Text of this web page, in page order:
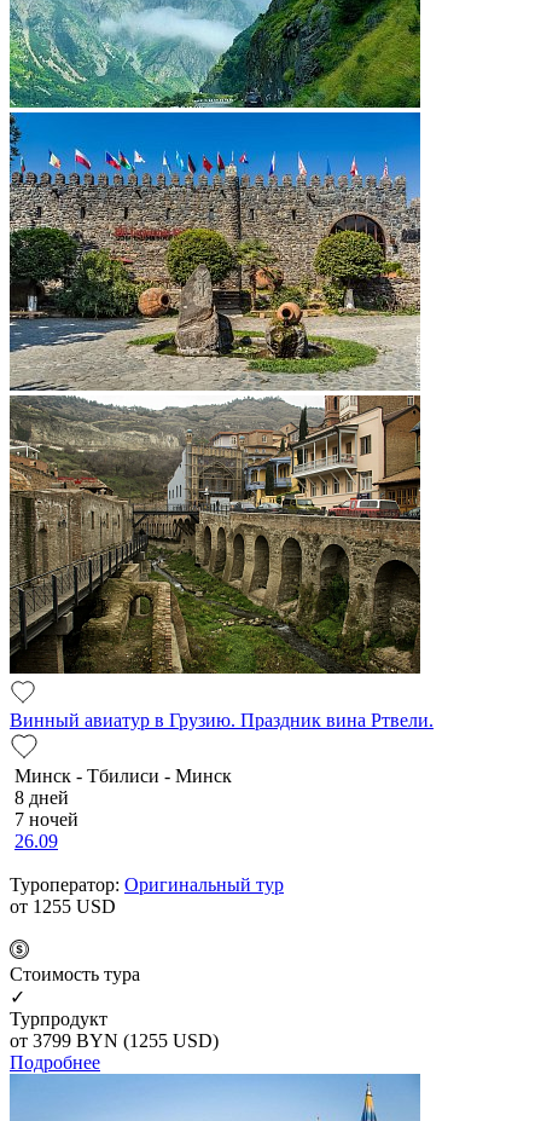
Винный авиатур в Грузию. Праздник вина Ртвели.
Минск - Тбилиси - Минск
8 дней
7 ночей
26.09
Туроператор: Оригинальный тур
от 1255 USD
Cтоимость тура
✓
Турпродукт
от 3799 BYN (1255 USD)
Подробнее